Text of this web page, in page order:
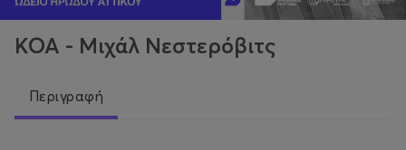
ΚΟΑ - Μιχάλ Νεστερόβιτς
Περιγραφή